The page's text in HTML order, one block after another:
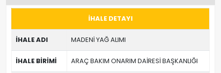
İHALE DETAYI
İHALE ADI MADENİ YAĞ ALIMI
İHALE BİRİMİ ARAÇ BAKIM ONARIM DAİRESİ BAŞKANLIĞI